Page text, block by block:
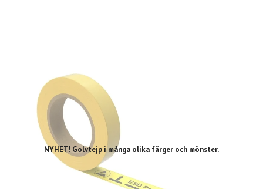
NYHET! Golvtejp i många olika färger och mönster.